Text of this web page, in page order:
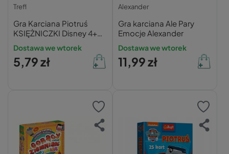
Trefl
Gra Karciana Piotruś
KSIĘŻNICZKI Disney 4+
Trefl
Dostawa we wtorek
5,79 zł
Alexander
Gra karciana Ale Pary
Emocje Alexander
Dostawa we wtorek
11,99 zł